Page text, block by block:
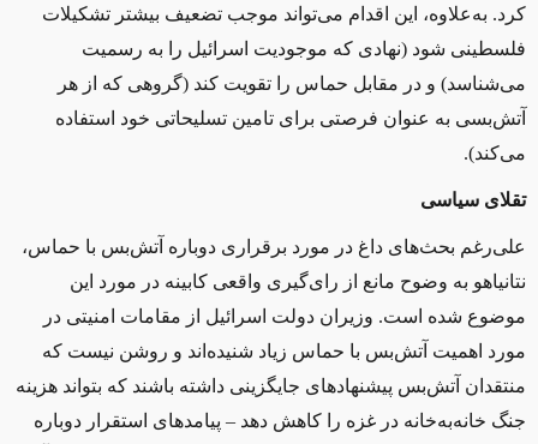
کرد. به‌علاوه، این اقدام می‌تواند موجب تضعیف بیشتر تشکیلات
فلسطینی شود (نهادی که موجودیت اسرائیل را به رسمیت
می‌شناسد) و در مقابل حماس را تقویت کند (گروهی که از هر
آتش‌بسی به عنوان فرصتی برای تامین تسلیحاتی خود استفاده
می‌کند).
تقلای سیاسی
علی‌رغم بحث‌های داغ در مورد برقراری دوباره آتش‌بس با حماس،
نتانیاهو به وضوح مانع از رای‌گیری واقعی کابینه در مورد این
موضوع شده است. وزیران دولت اسرائیل از مقامات امنیتی در
مورد اهمیت آتش‌بس با حماس زیاد شنیده‌اند و روشن نیست که
منتقدان آتش‌بس پیشنهادهای جایگزینی داشته باشند که بتواند هزینه
جنگ خانه‌به‌خانه در غزه را کاهش دهد – پیامدهای استقرار دوباره